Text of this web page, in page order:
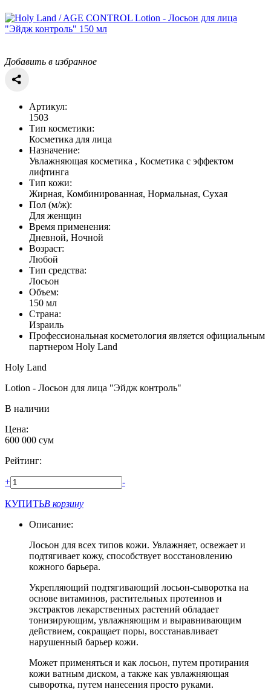
Добавить в избранное
Артикул:
1503
Тип косметики:
Косметика для лица
Назначение:
Увлажняющая косметика , Косметика с эффектом
лифтинга
Тип кожи:
Жирная, Комбинированная, Нормальная, Сухая
Пол (м/ж):
Для женщин
Время применения:
Дневной, Ночной
Возраст:
Любой
Тип средства:
Лосьон
Объем:
150 мл
Страна:
Израиль
Профессиональная косметология является официальным
партнером Holy Land
Holy Land
Lotion - Лосьон для лица "Эйдж контроль"
В наличии
Цена:
600 000 сум
Рейтинг:
+ -
КУПИТЬВ корзину
Описание:
Лосьон для всех типов кожи. Увлажняет, освежает и
подтягивает кожу, способствует восстановлению
кожного барьера.
Укрепляющий подтягивающий лосьон-сыворотка на
основе витаминов, растительных протеинов и
экстрактов лекарственных растений обладает
тонизирующим, увлажняющим и выравнивающим
действием, сокращает поры, восстанавливает
нарушенный барьер кожи.
Может применяться и как лосьон, путем протирания
кожи ватным диском, а также как увлажняющая
сыворотка, путем нанесения просто руками.